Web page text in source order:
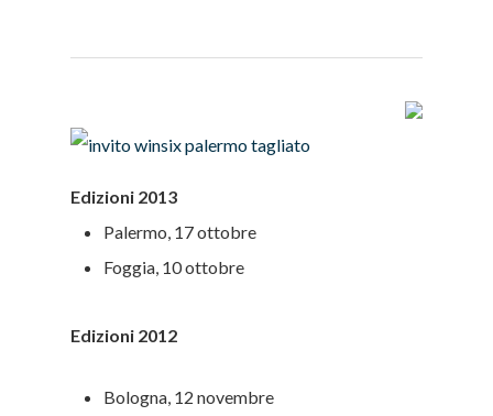
Edizioni 2013
Palermo, 17 ottobre
Foggia, 10 ottobre
Edizioni 2012
Bologna, 12 novembre